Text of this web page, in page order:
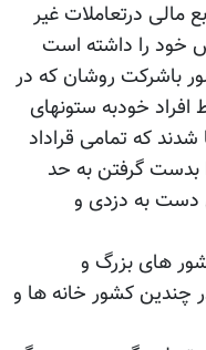
مالی درتعاملات غیر
خود را داشته است
باشرکت روشان که در
خودبه ستونهای
که تمامی قراداد
گرفتن به حد
دست به دزدی و
های بزرگ و
چندین کشور خانه ها و